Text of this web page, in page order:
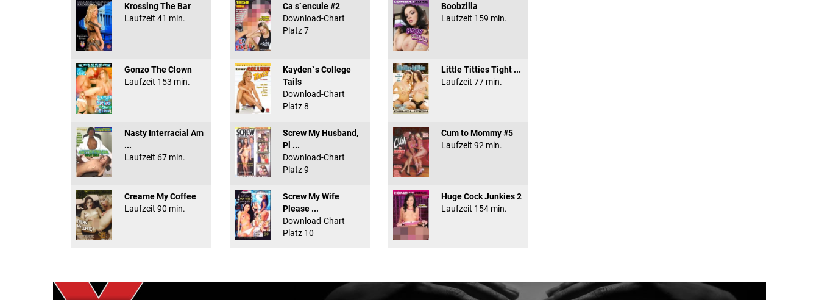
Krossing The Bar
Laufzeit 41 min.
Gonzo The Clown
Laufzeit 153 min.
Nasty Interracial Am
...
Laufzeit 67 min.
Creame My Coffee
Laufzeit 90 min.
Ca s`encule #2
Download-Chart
Platz 7
Kayden`s College
Tails
Download-Chart
Platz 8
Screw My Husband,
Pl ...
Download-Chart
Platz 9
Screw My Wife
Please ...
Download-Chart
Platz 10
Boobzilla
Laufzeit 159 min.
Little Titties Tight ...
Laufzeit 77 min.
Cum to Mommy #5
Laufzeit 92 min.
Huge Cock Junkies 2
Laufzeit 154 min.